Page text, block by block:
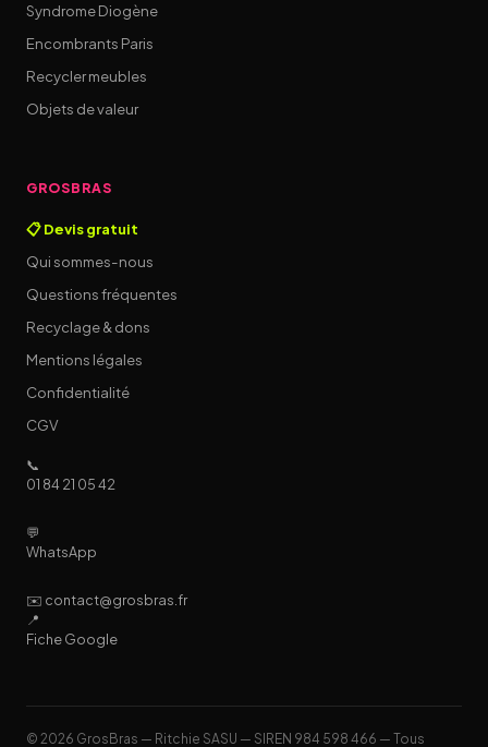
Syndrome Diogène
Encombrants Paris
Recycler meubles
Objets de valeur
GROSBRAS
📋 Devis gratuit
Qui sommes-nous
Questions fréquentes
Recyclage & dons
Mentions légales
Confidentialité
CGV
📞
01 84 21 05 42
💬
WhatsApp
✉️ contact@grosbras.fr
📍
Fiche Google
© 2026 GrosBras — Ritchie SASU — SIREN 984 598 466 — Tous